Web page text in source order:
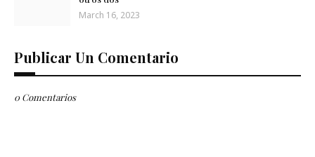
March 16, 2023
Publicar Un Comentario
0 Comentarios